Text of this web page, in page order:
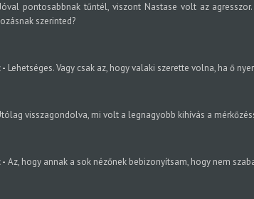
pontosabbnak tűntél, viszont Nastase volt az
szerinted?
- Lehetséges. Vagy csak az, hogy valaki szerette volna, ha ő
visszagondolva, mi volt a legnagyobb kihívás a
- Az, hogy annak a sok nézőnek bebizonyítsam, hogy nem